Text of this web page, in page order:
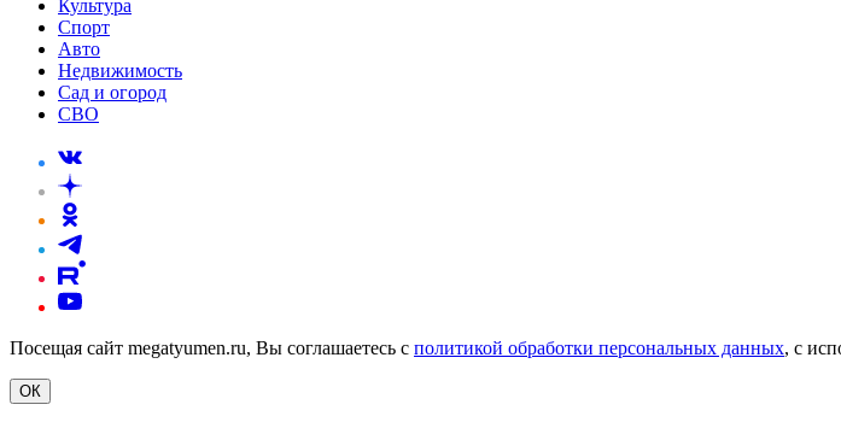
Культура
Спорт
Авто
Недвижимость
Сад и огород
СВО
Посещая сайт megatyumen.ru, Вы соглашаетесь с политикой обработки персональных данных, с
ОК